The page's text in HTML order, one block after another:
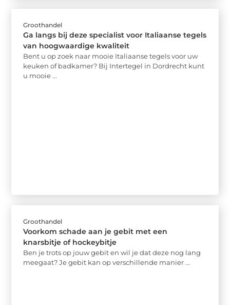
Groothandel
Ga langs bij deze specialist voor Italiaanse tegels
van hoogwaardige kwaliteit
Bent u op zoek naar mooie Italiaanse tegels voor uw
keuken of badkamer? Bij Intertegel in Dordrecht kunt
u mooie ...
Groothandel
Voorkom schade aan je gebit met een
knarsbitje of hockeybitje
Ben je trots op jouw gebit en wil je dat deze nog lang
meegaat? Je gebit kan op verschillende manier ...